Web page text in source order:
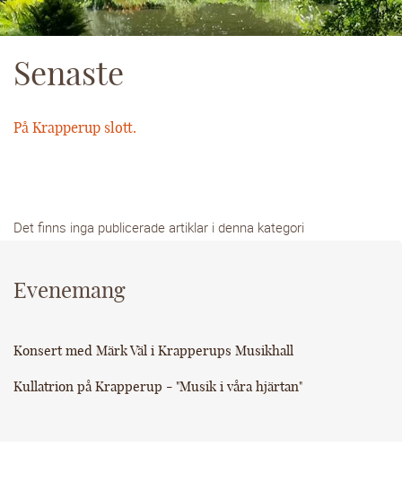
Senaste
På Krapperup slott.
Det finns inga publicerade artiklar i denna kategori
Evenemang
Konsert med Märk Väl i Krapperups Musikhall
Kullatrion på Krapperup - "Musik i våra hjärtan"